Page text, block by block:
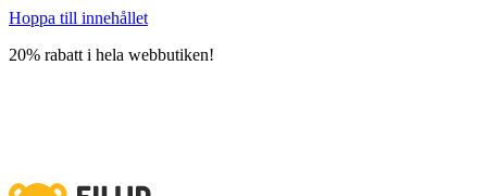
Hoppa till innehållet
20% rabatt i hela webbutiken!